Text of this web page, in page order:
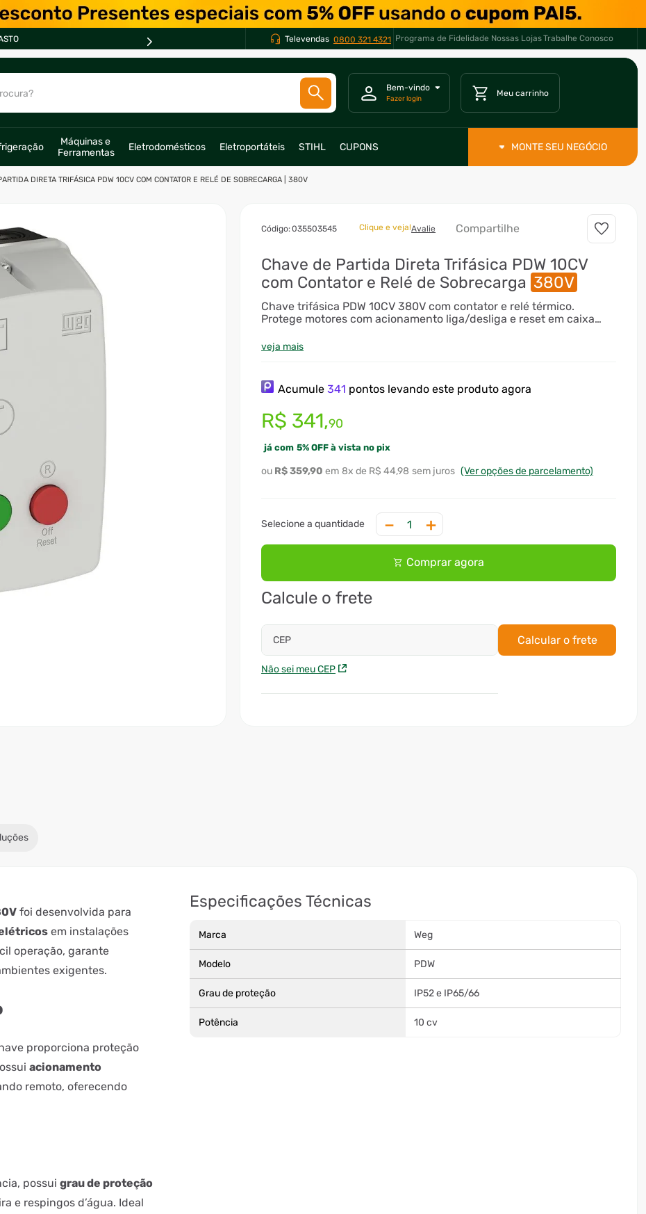
Televendas 0800 321 4321 Programa de Fidelidade Nossas LojasTrabalhe Conosco
Máquinas e
Ferramentas
Eletrodomésticos Eletroportáteis STIHL CUPONS MONTE SEU NEGÓCIO
DIRETA TRIFÁSICA PDW 10CV COM CONTATOR E RELÉ DE SOBRECARGA | 380V
:035503545 Clique e veja!Avalie Compartilhe
Chave de Partida Direta Trifásica PDW 10CV
com Contator e Relé de Sobrecarga 380V
Chave trifásica PDW 10CV 380V com contator e relé térmico.
Protege motores com acionamento liga/desliga e reset em caixa
veja mais
Acumule341 pontos levando este produto agora
R$ 341,90
já com 5% OFF à vista no pix
R$359,90 8x R$ 44,98 sem juros (Ver opções de parcelamento)
＋
－
Comprar agora
Calcule o frete
CEP
Não sei meu CEP
Calcular o frete
foi desenvolvida para
em instalações
operação, garante
exigentes.
proporciona proteção
acionamento
remoto, oferecendo
possui grau de proteção
e respingos d’água. Ideal
Especificações Técnicas
Marca Weg
Modelo PDW
Grau de proteção IP52 e IP65/66
Potência 10 cv